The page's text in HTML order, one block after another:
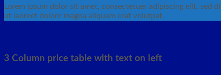
Lorem ipsum dolor sit amet, consectetuer adipiscing elit, sed
ut laoreet dolore magna aliquam erat volutpat.
3 Column price table with text on left